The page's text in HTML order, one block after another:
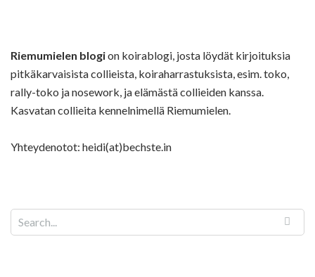
Riemumielen blogion koirablogi, josta löydät kirjoituksia
pitkäkarvaisista collieista, koiraharrastuksista, esim. toko,
rally-toko ja nosework, ja elämästä collieiden kanssa.
Kasvatan collieita kennelnimellä Riemumielen.
Yhteydenotot: heidi(at)bechste.in